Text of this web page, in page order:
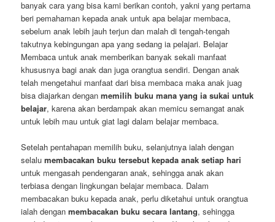
banyak cara yang bisa kami berikan contoh, yakni yang pertama
beri pemahaman kepada anak untuk apa belajar membaca,
sebelum anak lebih jauh terjun dan malah di tengah-tengah
takutnya kebingungan apa yang sedang ia pelajari. Belajar
Membaca untuk anak memberikan banyak sekali manfaat
khususnya bagi anak dan juga orangtua sendiri. Dengan anak
telah mengetahui manfaat dari bisa membaca maka anak juag
bisa diajarkan denganmemilih buku mana yang ia sukai untuk
belajar, karena akan berdampak akan memicu semangat anak
untuk lebih mau untuk giat lagi dalam belajar membaca.
Setelah pentahapan memilih buku, selanjutnya ialah dengan
selalumembacakan buku tersebut kepada anak setiap hari
untuk mengasah pendengaran anak, sehingga anak akan
terbiasa dengan lingkungan belajar membaca. Dalam
membacakan buku kepada anak, perlu diketahui untuk orangtua
ialah denganmembacakan buku secara lantang, sehingga